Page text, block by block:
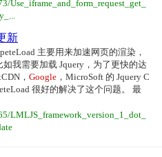
新
主要用来加速网页的渲染，
我需要加载 Jquery，为了更快的达
， Google ，MicroSoft 的 Jquery C
很好的解决了这个问题。 最
LMLJS_framework_version_1_dot_